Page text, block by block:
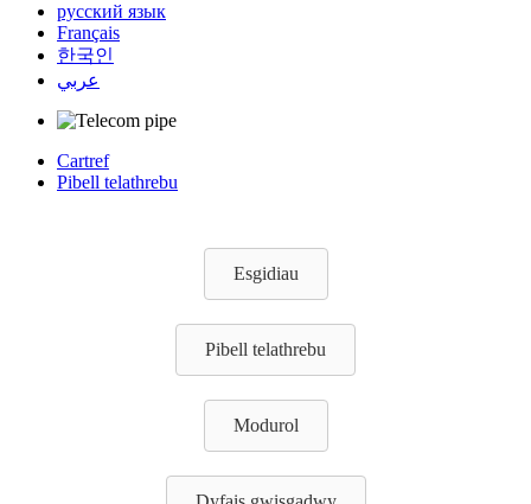
русский язык
Français
한국인
عربي
Cartref
Pibell telathrebu
Esgidiau
Pibell telathrebu
Modurol